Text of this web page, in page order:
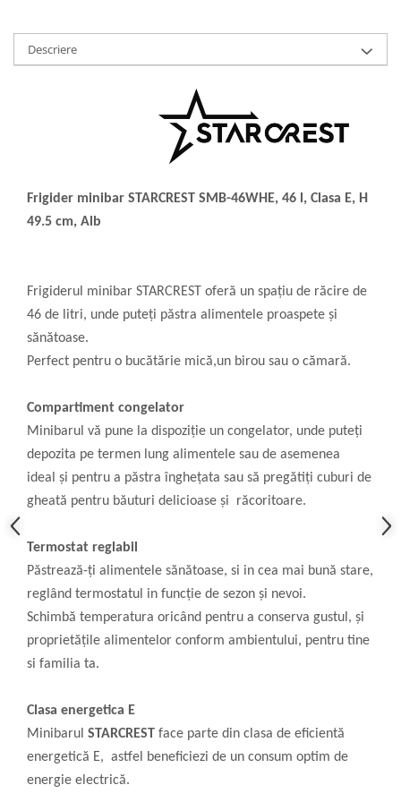
Descriere
Frigider minibar STARCREST SMB-46WHE, 46 l, Clasa E, H
49.5 cm, Alb
Frigiderul minibar STARCREST oferă un spațiu de răcire de
46 de litri, unde puteți păstra alimentele proaspete și
sănătoase.
Perfect pentru o bucătărie mică,un birou sau o cămară.
Compartiment congelator
Minibarul vă pune la dispoziție un congelator, unde puteți
depozita pe termen lung alimentele sau de asemenea
ideal și pentru a păstra înghețata sau să pregătiți cuburi de
gheată pentru băuturi delicioase și răcoritoare.
Termostat reglabil
Păstrează-ți alimentele sănătoase, si in cea mai bună stare,
reglând termostatul in funcție de sezon și nevoi.
Schimbă temperatura oricând pentru a conserva gustul, și
proprietățile alimentelor conform ambientului, pentru tine
si familia ta.
Clasa energetica E
Minibarul STARCREST face parte din clasa de eficientă
energetică E, astfel beneficiezi de un consum optim de
energie electrică.